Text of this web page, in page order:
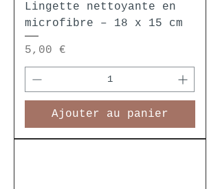
Lingette nettoyante en
microfibre – 18 x 15 cm
Prix
5,00 €
Ajouter au panier